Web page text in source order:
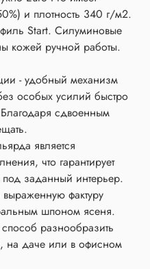
и плотность 340 г/м2.
Start. Силуминовые
кожей ручной работы.
- удобный механизм
особых усилий быстро
сдвоенным
является
что гарантирует
под заданный интерьер.
выраженную фактуру
шпоном ясеня.
разнообразить
на даче или в офисном